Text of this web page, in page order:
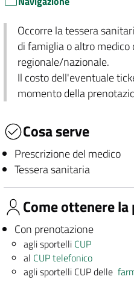
Occorre la tessera
di famiglia o altro
regionale/nazionale.
Il costo dell'eventuale
momento della
Cosa serve
Prescrizione del medico
Tessera sanitaria
Come ottenere
Con prenotazione
agli sportelli CUP
al CUP telefonico
agli sportelli CUP delle